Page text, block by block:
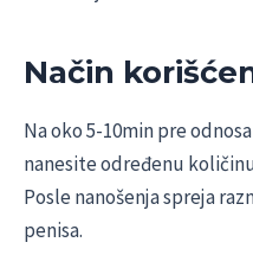
Način
Na oko 5-10min pre
nanesite određenu
Posle nanošenja spreja
penisa.